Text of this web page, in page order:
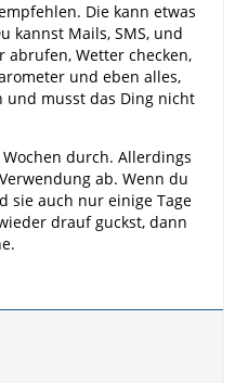
Die kann etwas
kannst Mails, SMS, und
Wetter checken,
und eben alles,
und musst das Ding nicht
durch. Allerdings
ab. Wenn du
sie auch nur einige Tage
drauf guckst, dann